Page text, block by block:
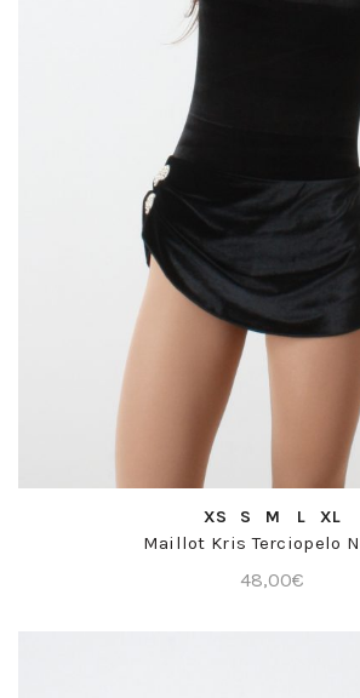
COMPRA RÁPIDA
XS S M L XL
Maillot Kris Terciopelo
48,00€